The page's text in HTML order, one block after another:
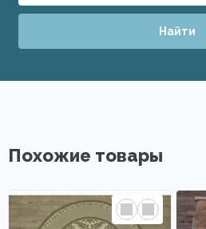
Найти
Похожие товары